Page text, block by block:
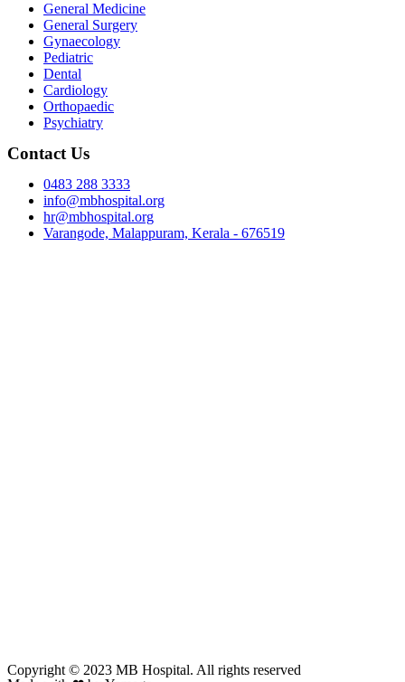
General Medicine
General Surgery
Gynaecology
Pediatric
Dental
Cardiology
Orthopaedic
Psychiatry
Contact Us
0483 288 3333
info@mbhospital.org
hr@mbhospital.org
Varangode, Malappuram, Kerala - 676519
Copyright © 2023 MB Hospital. All rights reserved